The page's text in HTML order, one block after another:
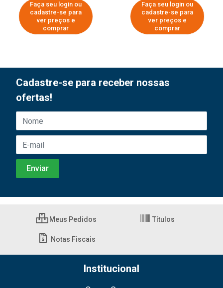
Faça seu login ou
cadastre-se para
ver preços e
comprar
Faça seu login ou
cadastre-se para
ver preços e
comprar
Cadastre-se para receber nossas
ofertas!
Meus Pedidos Títulos
Notas Fiscais
Institucional